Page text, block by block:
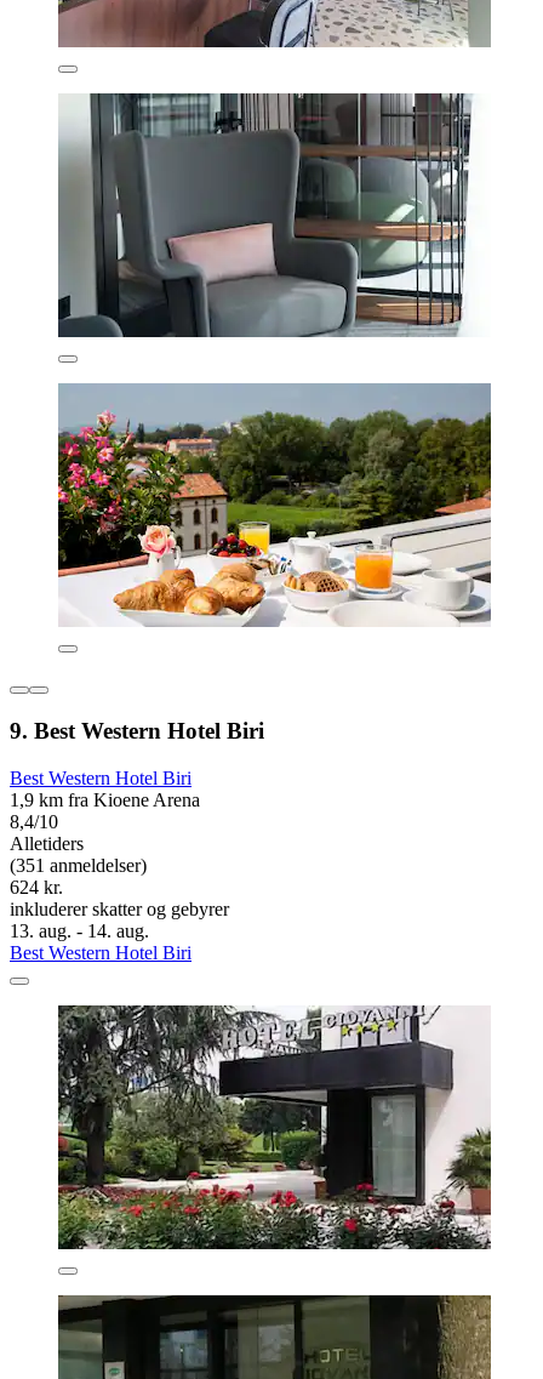
9. Best Western Hotel Biri
Best Western Hotel Biri
1,9 km fra Kioene Arena
8,4/10
Alletiders
(351 anmeldelser)
624 kr.
inkluderer skatter og gebyrer
13. aug. - 14. aug.
Best Western Hotel Biri